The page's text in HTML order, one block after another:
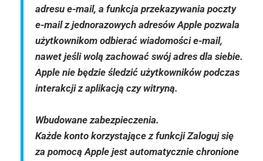
adresu e-mail, a funkcja przekazywania poczty
e-mail z jednorazowych adresów Apple pozwala
użytkownikom odbierać wiadomości e-mail,
nawet jeśli wolą zachować swój adres dla siebie.
Apple nie będzie śledzić użytkowników podczas
interakcji z aplikacją czy witryną.
Wbudowane zabezpieczenia.
Każde konto korzystające z funkcji Zaloguj się
za pomocą Apple jest automatycznie chronione